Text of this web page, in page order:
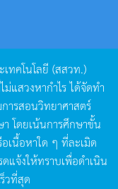
ทคโนโลยี (สสวท.)
แสวงหากำไรได้จัดทำ
การสอนวิทยาศาสตร์
โดยเน้นการศึกษาขั้น
เนื้อหาใด ๆ ที่ละเมิด
ดแจ้งให้ทราบเพื่อดำเนิน
วที่สุด